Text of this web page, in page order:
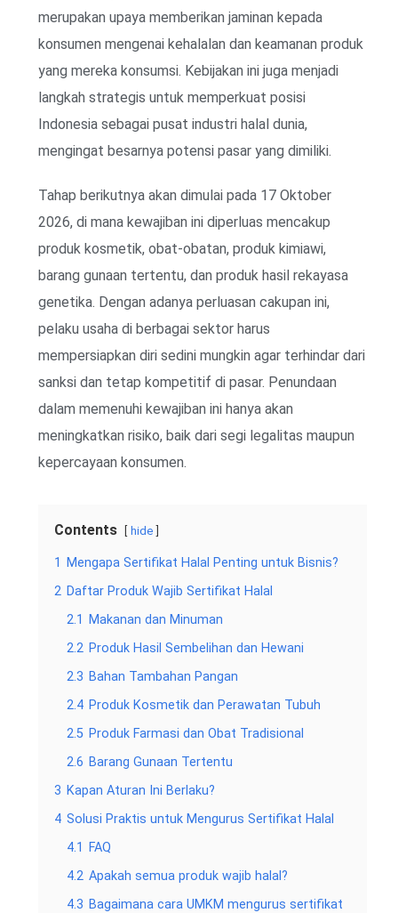
merupakan upaya memberikan jaminan kepada
konsumen mengenai kehalalan dan keamanan produk
yang mereka konsumsi. Kebijakan ini juga menjadi
langkah strategis untuk memperkuat posisi
Indonesia sebagai pusat industri halal dunia,
mengingat besarnya potensi pasar yang dimiliki.
Tahap berikutnya akan dimulai pada 17 Oktober
2026, di mana kewajiban ini diperluas mencakup
produk kosmetik, obat-obatan, produk kimiawi,
barang gunaan tertentu, dan produk hasil rekayasa
genetika. Dengan adanya perluasan cakupan ini,
pelaku usaha di berbagai sektor harus
mempersiapkan diri sedini mungkin agar terhindar dari
sanksi dan tetap kompetitif di pasar. Penundaan
dalam memenuhi kewajiban ini hanya akan
meningkatkan risiko, baik dari segi legalitas maupun
kepercayaan konsumen.
Contents hide
1
Mengapa Sertifikat Halal Penting untuk Bisnis?
2 Daftar Produk Wajib Sertifikat Halal
2.1
Makanan dan Minuman
2.2 Produk Hasil Sembelihan dan Hewani
2.3 Bahan Tambahan Pangan
2.4 Produk Kosmetik dan Perawatan Tubuh
2.5 Produk Farmasi dan Obat Tradisional
2.6 Barang Gunaan Tertentu
3 Kapan Aturan Ini Berlaku?
4 Solusi Praktis untuk Mengurus Sertifikat Halal
4.1
FAQ
4.2 Apakah semua produk wajib halal?
4.3 Bagaimana cara UMKM mengurus sertifikat